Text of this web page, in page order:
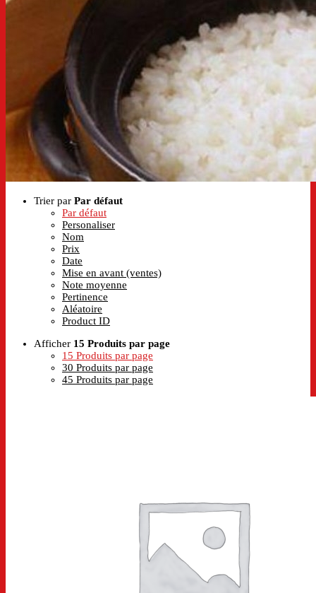
Trier par Par défaut
Par défaut
Personaliser
Nom
Prix
Date
Mise en avant (ventes)
Note moyenne
Pertinence
Aléatoire
Product ID
Afficher 15 Produits par page
15 Produits par page
30 Produits par page
45 Produits par page